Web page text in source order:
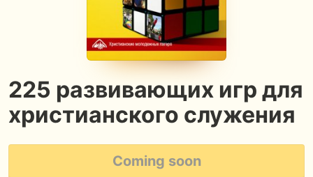
225 развивающих игр для
христианского служения
Coming soon